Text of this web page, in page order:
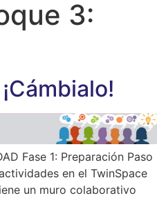
3:
Fase 1: Preparación Paso
en el TwinSpace
un muro colaborativo